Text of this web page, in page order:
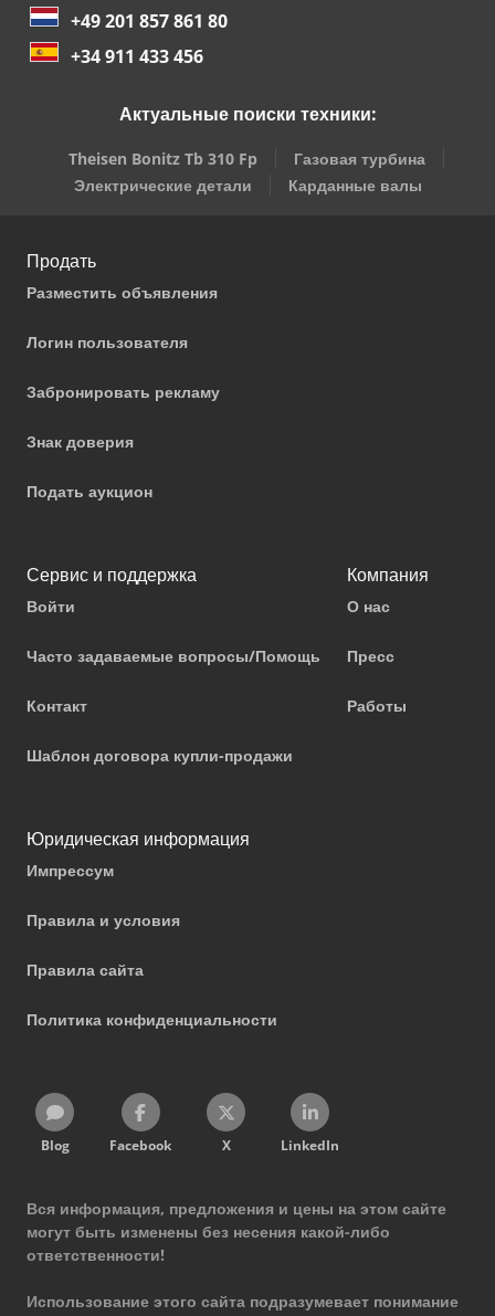
+49 201 857 861 80
+34 911 433 456
Актуальные поиски техники:
Theisen Bonitz Tb 310 Fp
Газовая турбина
Электрические детали
Карданные валы
Продать
Разместить объявления
Логин пользователя
Забронировать рекламу
Знак доверия
Подать аукцион
Сервис и поддержка
Войти
Часто задаваемые вопросы/Помощь
Контакт
Шаблон договора купли-продажи
Компания
О нас
Пресс
Работы
Юридическая информация
Импрессум
Правила и условия
Правила сайта
Политика конфиденциальности
Blog Facebook X LinkedIn
Вся информация, предложения и цены на этом сайте
могут быть изменены без несения какой-либо
ответственности!
Использование этого сайта подразумевает понимание